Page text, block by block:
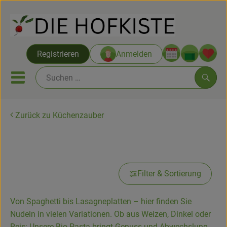
Registrieren Anmelden
Mobiles Menu öffnen oder
Saatgut ab Juli
Vom Acker
Zurück zu Küchenzauber
Filter & Sortierung
Von Spaghetti bis Lasagneplatten – hier finden Sie
Nudeln in vielen Variationen. Ob aus Weizen, Dinkel oder